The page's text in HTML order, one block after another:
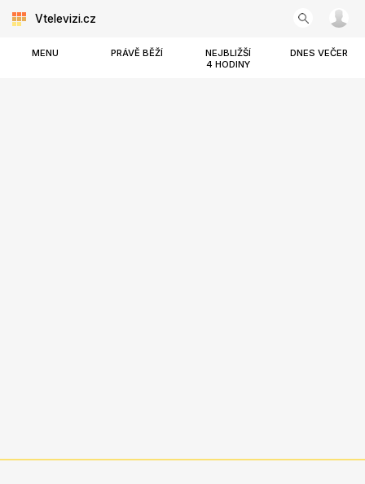
Vtelevizi.cz
MENU PRÁVĚ BĚŽÍ
NEJBLIŽŠÍ
4 HODINY
DNES VEČER